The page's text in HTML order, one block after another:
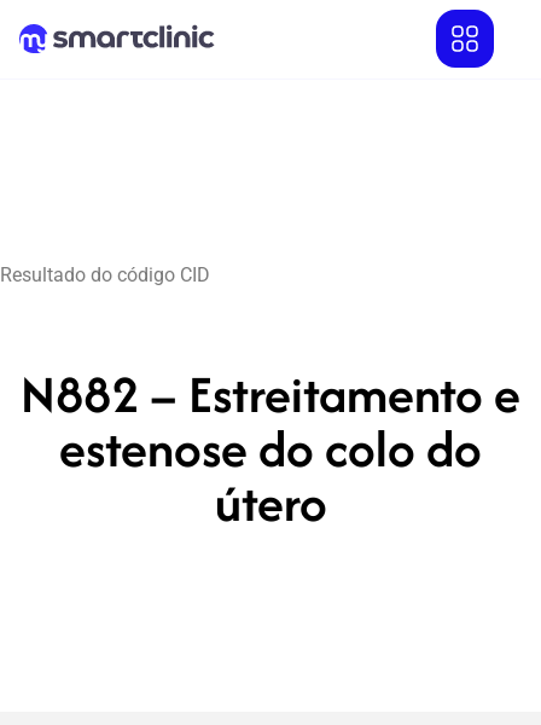
Resultado do código CID
N882 – Estreitamento e
estenose do colo do
útero